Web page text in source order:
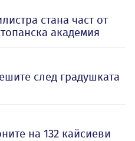
стана част от
академия
след градушката
на 132 кайсиеви